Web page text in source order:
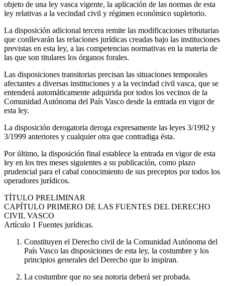
objeto de una ley vasca vigente, la aplicación de las normas de esta
ley relativas a la vecindad civil y régimen económico supletorio.
La disposición adicional tercera remite las modificaciones tributarias
que conllevarán las relaciones jurídicas creadas bajo las instituciones
previstas en esta ley, a las competencias normativas en la materia de
las que son titulares los órganos forales.
Las disposiciones transitorias precisan las situaciones temporales
afectantes a diversas instituciones y a la vecindad civil vasca, que se
entenderá automáticamente adquirida por todos los vecinos de la
Comunidad Autónoma del País Vasco desde la entrada en vigor de
esta ley.
La disposición derogatoria deroga expresamente las leyes 3/1992 y
3/1999 anteriores y cualquier otra que contradiga ésta.
Por último, la disposición final establece la entrada en vigor de esta
ley en los tres meses siguientes a su publicación, como plazo
prudencial para el cabal conocimiento de sus preceptos por todos los
operadores jurídicos.
TÍTULO PRELIMINAR
CAPÍTULO PRIMERO DE LAS FUENTES DEL DERECHO
CIVIL VASCO
Artículo 1 Fuentes jurídicas.
Constituyen el Derecho civil de la Comunidad Autónoma del
País Vasco las disposiciones de esta ley, la costumbre y los
principios generales del Derecho que lo inspiran.
La costumbre que no sea notoria deberá ser probada.